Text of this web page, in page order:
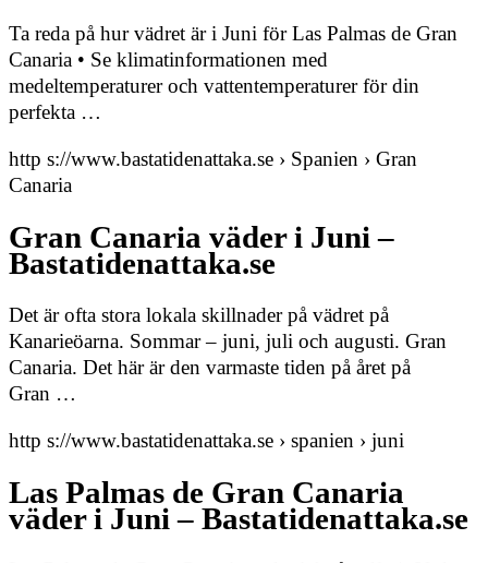
Ta reda på hur vädret är i Juni för Las Palmas de Gran
Canaria • Se klimatinformationen med
medeltemperaturer och vattentemperaturer för din
perfekta …
http s://www.bastatidenattaka.se › Spanien › Gran
Canaria
Gran Canaria väder i Juni –
Bastatidenattaka.se
Det är ofta stora lokala skillnader på vädret på
Kanarieöarna. Sommar – juni, juli och augusti. Gran
Canaria. Det här är den varmaste tiden på året på
Gran …
http s://www.bastatidenattaka.se › spanien › juni
Las Palmas de Gran Canaria
väder i Juni – Bastatidenattaka.se